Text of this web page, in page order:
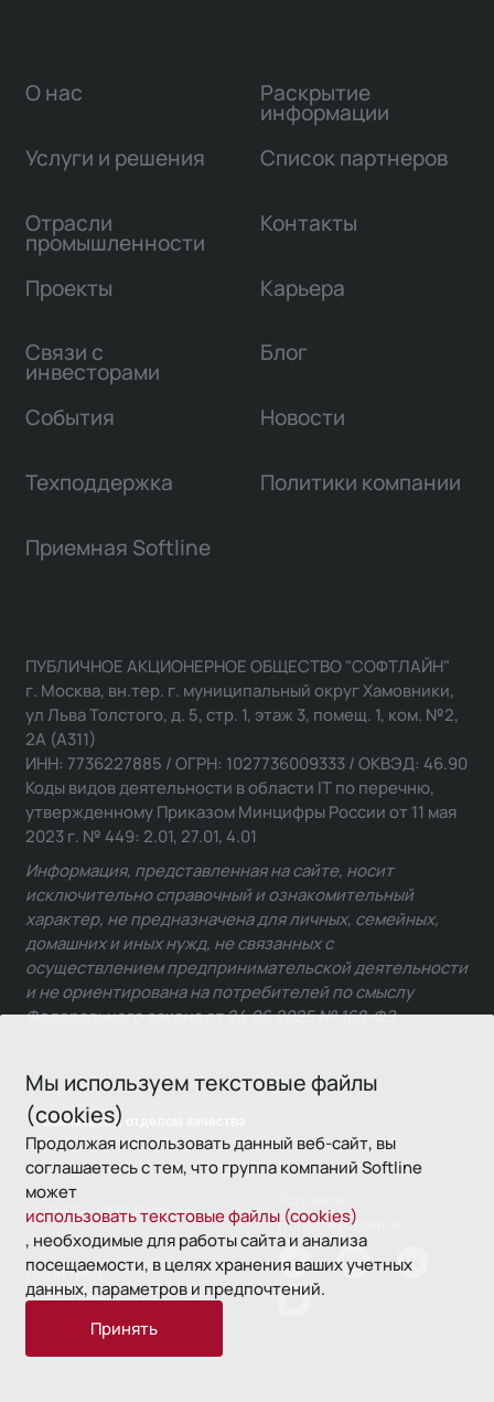
Мы используем текстовые файлы
(cookies)
Продолжая использовать данный веб-сайт, вы
соглашаетесь с тем, что группа компаний Softline
может
использовать текстовые файлы (cookies)
, необходимые для работы сайта и анализа
посещаемости, в целях хранения ваших учетных
данных, параметров и предпочтений.
Принять
О нас
Услуги и решения
Отрасли
промышленности
Проекты
Связи с
инвесторами
Раскрытие
информации
Список партнеров
Контакты
Карьера
Блог
События Новости
Техподдержка Политики компании
Приемная Softline
Связаться с отделом качества
ПУБЛИЧНОЕ АКЦИОНЕРНОЕ ОБЩЕСТВО "СОФТЛАЙН"
г. Москва, вн.тер. г. муниципальный округ Хамовники,
ул Льва Толстого, д. 5, стр. 1, этаж 3, помещ. 1, ком. №2,
2А (А311)
ИНН: 7736227885 / ОГРН: 1027736009333 / ОКВЭД: 46.90
Коды видов деятельности в области IT по перечню,
утвержденному Приказом Минцифры России от 11 мая
2023 г. № 449: 2.01, 27.01, 4.01
Информация, представленная на сайте, носит
исключительно справочный и ознакомительный
характер, не предназначена для личных, семейных,
домашних и иных нужд, не связанных с
осуществлением предпринимательской деятельности
и не ориентирована на потребителей по смыслу
Федерального закона от 24.06.2025 № 168-ФЗ.
© 1993—2026 Softline
использования
Политика
конфиденциальности